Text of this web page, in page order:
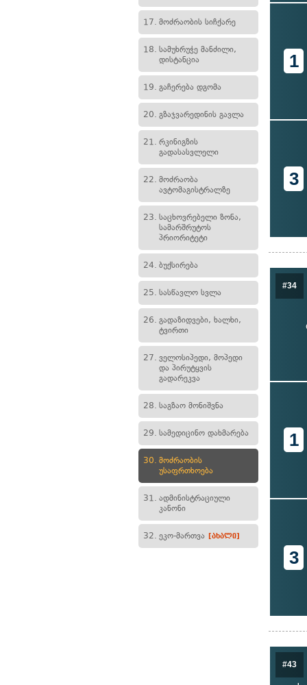
17. მოძრაობის სიჩქარე
18. სამუხრუჭე მანძილი,
დისტანცია
19. გაჩერება დგომა
20. გზაჯვარედინის გავლა
21. რკინიგზის
გადასასვლელი
22. მოძრაობა
ავტომაგისტრალზე
23. საცხოვრებელი ზონა,
სამარშრუტოს
პრიორიტეტი
24. ბუქსირება
25. სასწავლო სვლა
26. გადაზიდვები, ხალხი,
ტვირთი
27. ველოსიპედი, მოპედი
და პირუტყვის
გადარეკვა
28. საგზაო მონიშვნა
29. სამედიცინო დახმარება
30. მოძრაობის
უსაფრთხოება
31. ადმინისტრაციული
კანონი
32. ეკო-მართვა [ახალი]
1
3
#34
1
3
#43